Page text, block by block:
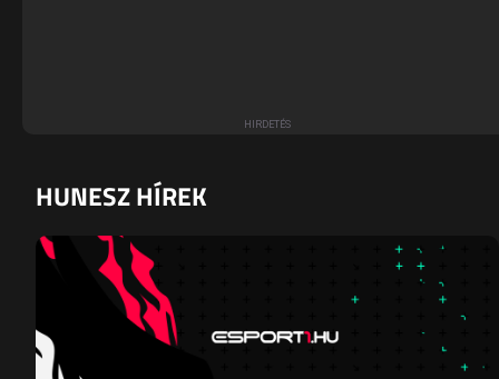
HUNESZ HÍREK